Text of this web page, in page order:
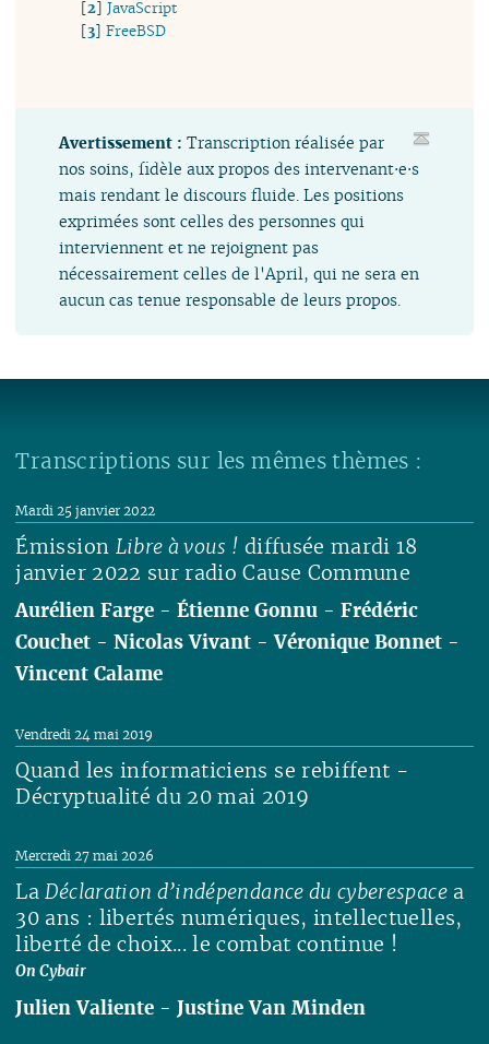
[2]JavaScript
[3]FreeBSD
Avertissement :Transcription réalisée par
nos soins, fidèle aux propos des intervenant⋅e⋅s
mais rendant le discours fluide. Les positions
exprimées sont celles des personnes qui
interviennent et ne rejoignent pas
nécessairement celles de l'April, qui ne sera en
aucun cas tenue responsable de leurs propos.
Transcriptions sur les mêmes thèmes :
Émission Libre à vous ! diffusée mardi 18
janvier 2022 sur radio Cause Commune
Mardi 25 janvier 2022
Aurélien Farge -Étienne Gonnu -Frédéric
Couchet -Nicolas Vivant -Véronique Bonnet -
Vincent Calame
Lire
Quand les informaticiens se rebiffent -
Décryptualité du 20 mai 2019
Vendredi 24 mai 2019
LaDéclaration d’indépendance du cyberespacea
30 ans : libertés numériques, intellectuelles,
liberté de choix... le combat continue !
On Cybair
Mercredi 27 mai 2026
Julien Valiente -Justine Van Minden